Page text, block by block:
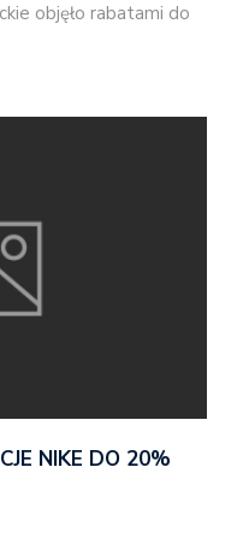
objęło rabatami do
NIKE DO 20%